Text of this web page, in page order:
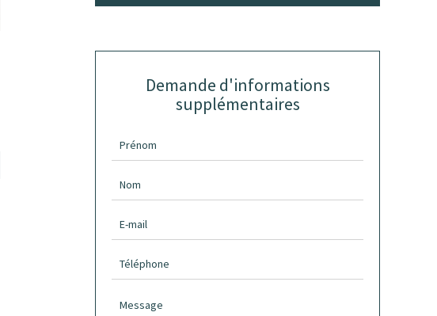
Demande d'informations
supplémentaires